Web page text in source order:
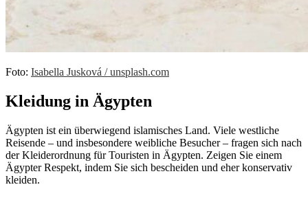
Foto: Isabella Jusková / unsplash.com
Kleidung in Ägypten
Ägypten ist ein überwiegend islamisches Land. Viele westliche
Reisende – und insbesondere weibliche Besucher – fragen sich nach
der Kleiderordnung für Touristen in Ägypten. Zeigen Sie einem
Ägypter Respekt, indem Sie sich bescheiden und eher konservativ
kleiden.